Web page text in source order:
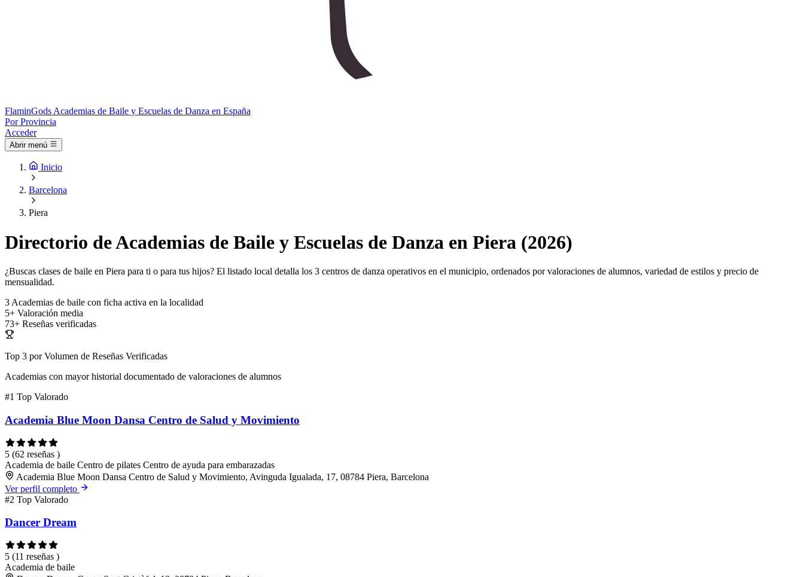
FlaminGods Academias de Baile y Escuelas de Danza en España
Por Provincia
Acceder
Abrir menú
Inicio
Barcelona
Piera
Directorio de Academias de Baile y Escuelas de Danza en Piera (2026)
¿Buscas clases de baile en Piera para ti o para tus hijos? El listado local detalla los 3 centros de danza operativos en el municipio, ordenados por valoraciones de alumnos, variedad de estilos y precio de
mensualidad.
3 Academias de baile con ficha activa en la localidad
5+ Valoración media
73+ Reseñas verificadas
Top 3 por Volumen de Reseñas Verificadas
Academias con mayor historial documentado de valoraciones de alumnos
#1 Top Valorado
Academia Blue Moon Dansa Centro de Salud y Movimiento
5 (62 reseñas )
Academia de baile Centro de pilates Centro de ayuda para embarazadas
Academia Blue Moon Dansa Centro de Salud y Movimiento, Avinguda Igualada, 17, 08784 Piera, Barcelona
Ver perfil completo
#2 Top Valorado
Dancer Dream
5 (11 reseñas )
Academia de baile